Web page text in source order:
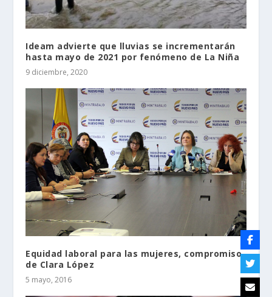
Ideam advierte que lluvias se incrementarán
hasta mayo de 2021 por fenómeno de La Niña
9 diciembre, 2020
Equidad laboral para las mujeres, compromiso
de Clara López
5 mayo, 2016